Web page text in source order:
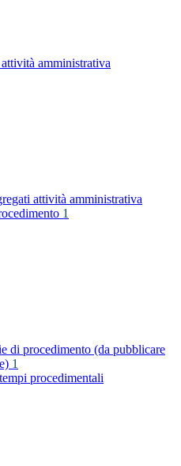
amministrativa
attività amministrativa
1
di procedimento (da pubblicare
1
procedimentali